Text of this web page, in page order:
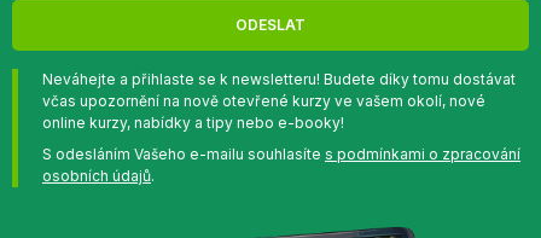
ODESLAT
Neváhejte a přihlaste se k newsletteru! Budete díky tomu dostávat
včas upozornění na nově otevřené kurzy ve vašem okolí, nové
online kurzy, nabídky a tipy nebo e-booky!
S odesláním Vašeho e-mailu souhlasíte s podmínkami o zpracování
osobních údajů.